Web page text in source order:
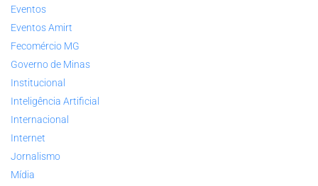
Eventos
Eventos Amirt
Fecomércio MG
Governo de Minas
Institucional
Inteligência Artificial
Internacional
Internet
Jornalismo
Mídia